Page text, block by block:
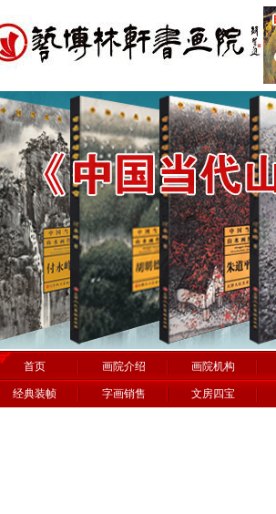
首页 画院介绍 画院机构
经典装帧 字画销售 文房四宝